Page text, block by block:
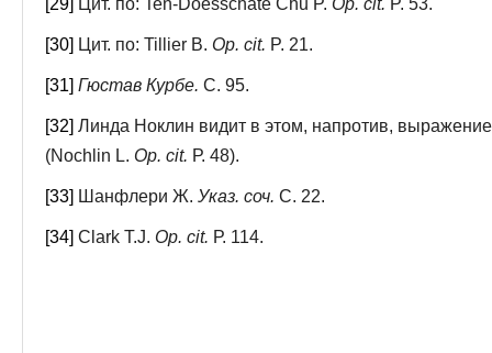
[29] Цит. по: Ten-Doesschate Chu P. Op. cit. P. 53.
[30] Цит. по: Tillier B. Op. cit. P. 21.
[31] Гюстав Курбе. С. 95.
[32] Линда Ноклин видит в этом, напротив, выражение
(Nochlin L. Op. cit. Р. 48).
[33] Шанфлери Ж. Указ. соч. С. 22.
[34] Clark Т.J. Op. cit. Р. 114.